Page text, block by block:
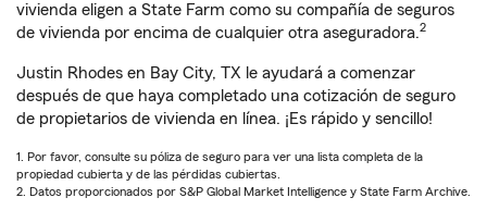
vivienda eligen a State Farm como su compañía de seguros
de vivienda por encima de cualquier otra aseguradora.2
Justin Rhodes en Bay City, TX le ayudará a comenzar
después de que haya completado una cotización de seguro
de propietarios de vivienda en línea. ¡Es rápido y sencillo!
1. Por favor, consulte su póliza de seguro para ver una lista completa de la
propiedad cubierta y de las pérdidas cubiertas.
2. Datos proporcionados por S&P Global Market Intelligence y State Farm Archive.